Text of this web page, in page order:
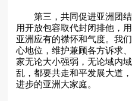
第三，共同促进亚洲团
用开放包容取代封闭排他，
亚洲应有的襟怀和气度。我
心地位，维护兼顾各方诉求
家无论大小强弱，无论域内
乱，都要共走和平发展大道
进步的亚洲大家庭。